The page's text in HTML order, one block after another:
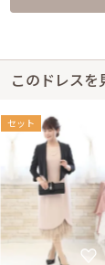
このドレス
セット